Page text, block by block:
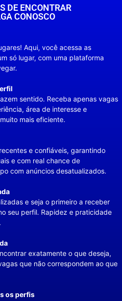
DE ENCONTRAR
CONOSCO
Aqui, você acessa as
só lugar, com uma plataforma
sentido. Receba apenas vagas
área de interesse e
mais eficiente.
e confiáveis, garantindo
e com real chance de
com anúncios desatualizados.
e seja o primeiro a receber
seu perfil. Rapidez e praticidade
exatamente o que deseja,
que não correspondem ao que
os perfis